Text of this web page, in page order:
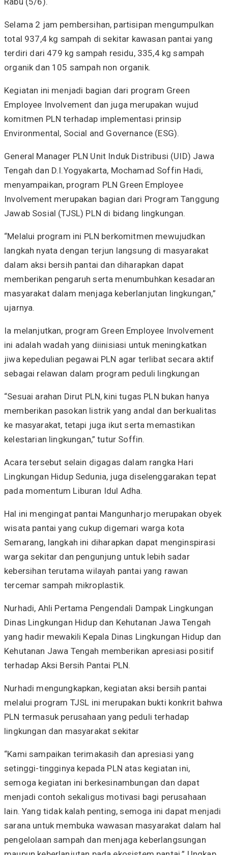
Selama 2 jam pembersihan, partisipan mengumpulkan
total 937,4 kg sampah di sekitar kawasan pantai yang
terdiri dari 479 kg sampah residu, 335,4 kg sampah
organik dan 105 sampah non organik.
Kegiatan ini menjadi bagian dari program Green
Employee Involvement dan juga merupakan wujud
komitmen PLN terhadap implementasi prinsip
Environmental, Social and Governance (ESG).
General Manager PLN Unit Induk Distribusi (UID) Jawa
Tengah dan D.I.Yogyakarta, Mochamad Soffin Hadi,
menyampaikan, program PLN Green Employee
Involvement merupakan bagian dari Program Tanggung
Jawab Sosial (TJSL) PLN di bidang lingkungan.
“Melalui program ini PLN berkomitmen mewujudkan
langkah nyata dengan terjun langsung di masyarakat
dalam aksi bersih pantai dan diharapkan dapat
memberikan pengaruh serta menumbuhkan kesadaran
masyarakat dalam menjaga keberlanjutan lingkungan,”
ujarnya.
Ia melanjutkan, program Green Employee Involvement
ini adalah wadah yang diinisiasi untuk meningkatkan
jiwa kepedulian pegawai PLN agar terlibat secara aktif
sebagai relawan dalam program peduli lingkungan
“Sesuai arahan Dirut PLN, kini tugas PLN bukan hanya
memberikan pasokan listrik yang andal dan berkualitas
ke masyarakat, tetapi juga ikut serta memastikan
kelestarian lingkungan,” tutur Soffin.
Acara tersebut selain digagas dalam rangka Hari
Lingkungan Hidup Sedunia, juga diselenggarakan tepat
pada momentum Liburan Idul Adha.
Hal ini mengingat pantai Mangunharjo merupakan obyek
wisata pantai yang cukup digemari warga kota
Semarang, langkah ini diharapkan dapat menginspirasi
warga sekitar dan pengunjung untuk lebih sadar
kebersihan terutama wilayah pantai yang rawan
tercemar sampah mikroplastik.
Nurhadi, Ahli Pertama Pengendali Dampak Lingkungan
Dinas Lingkungan Hidup dan Kehutanan Jawa Tengah
yang hadir mewakili Kepala Dinas Lingkungan Hidup dan
Kehutanan Jawa Tengah memberikan apresiasi positif
terhadap Aksi Bersih Pantai PLN.
Nurhadi mengungkapkan, kegiatan aksi bersih pantai
melalui program TJSL ini merupakan bukti konkrit bahwa
PLN termasuk perusahaan yang peduli terhadap
lingkungan dan masyarakat sekitar
“Kami sampaikan terimakasih dan apresiasi yang
setinggi-tingginya kepada PLN atas kegiatan ini,
semoga kegiatan ini berkesinambungan dan dapat
menjadi contoh sekaligus motivasi bagi perusahaan
lain. Yang tidak kalah penting, semoga ini dapat menjadi
sarana untuk membuka wawasan masyarakat dalam hal
pengelolaan sampah dan menjaga keberlangsungan